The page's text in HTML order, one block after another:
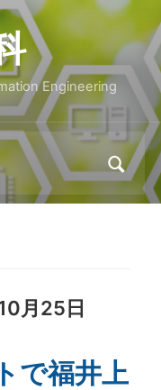
Engineering
月25日
で福井上